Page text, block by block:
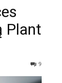
Plant
9